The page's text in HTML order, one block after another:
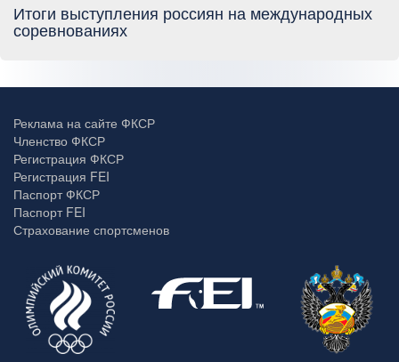
Итоги выступления россиян на международных
соревнованиях
Реклама на сайте ФКСР
Членство ФКСР
Регистрация ФКСР
Регистрация FEI
Паспорт ФКСР
Паспорт FEI
Страхование спортсменов